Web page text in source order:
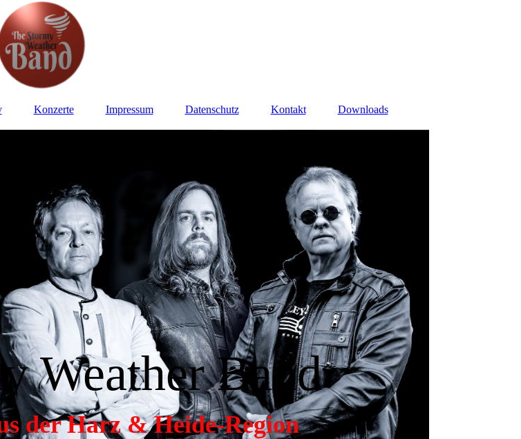
Konzerte Impressum Datenschutz Kontakt Downloads
Weather Band
der Harz & Heide-Region